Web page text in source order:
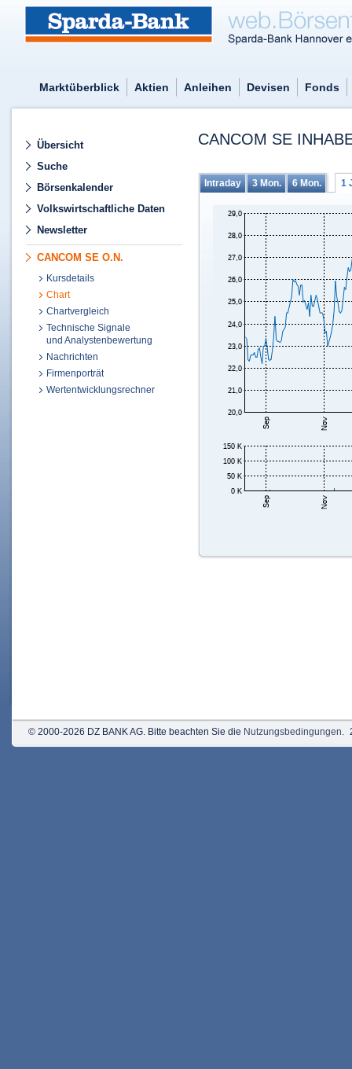
Marktüberblick Aktien Anleihen Devisen Fonds
Übersicht
Suche
Börsenkalender
Volkswirtschaftliche Daten
Newsletter
CANCOM SE O.N.
Kursdetails
Chart
Chartvergleich
Technische Signale
und Analystenbewertung
Nachrichten
Firmenporträt
Wertentwicklungsrechner
CANCOM SE
Intraday 3 Mon. 6 Mon. 1
© 2000-2026 DZ BANK AG. Bitte beachten Sie die Nutzungsbedingungen.